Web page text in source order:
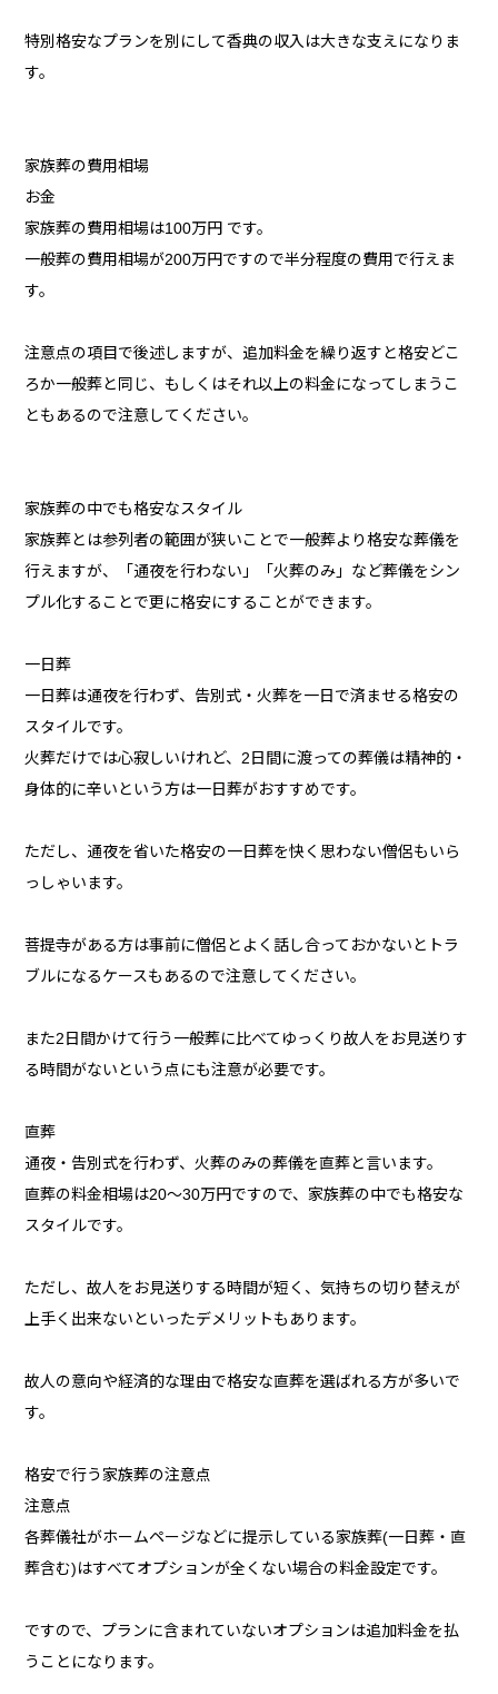
特別格安なプランを別にして香典の収入は大きな支えになりま
す。
家族葬の費用相場
お金
家族葬の費用相場は100万円 です。
一般葬の費用相場が200万円ですので半分程度の費用で行えま
す。
注意点の項目で後述しますが、追加料金を繰り返すと格安どこ
ろか一般葬と同じ、もしくはそれ以上の料金になってしまうこ
ともあるので注意してください。
家族葬の中でも格安なスタイル
家族葬とは参列者の範囲が狭いことで一般葬より格安な葬儀を
行えますが、「通夜を行わない」「火葬のみ」など葬儀をシン
プル化することで更に格安にすることができます。
一日葬
一日葬は通夜を行わず、告別式・火葬を一日で済ませる格安の
スタイルです。
火葬だけでは心寂しいけれど、2日間に渡っての葬儀は精神的・
身体的に辛いという方は一日葬がおすすめです。
ただし、通夜を省いた格安の一日葬を快く思わない僧侶もいら
っしゃいます。
菩提寺がある方は事前に僧侶とよく話し合っておかないとトラ
ブルになるケースもあるので注意してください。
また2日間かけて行う一般葬に比べてゆっくり故人をお見送りす
る時間がないという点にも注意が必要です。
直葬
通夜・告別式を行わず、火葬のみの葬儀を直葬と言います。
直葬の料金相場は20〜30万円ですので、家族葬の中でも格安な
スタイルです。
ただし、故人をお見送りする時間が短く、気持ちの切り替えが
上手く出来ないといったデメリットもあります。
故人の意向や経済的な理由で格安な直葬を選ばれる方が多いで
す。
格安で行う家族葬の注意点
注意点
各葬儀社がホームページなどに提示している家族葬(一日葬・直
葬含む)はすべてオプションが全くない場合の料金設定です。
ですので、プランに含まれていないオプションは追加料金を払
うことになります。